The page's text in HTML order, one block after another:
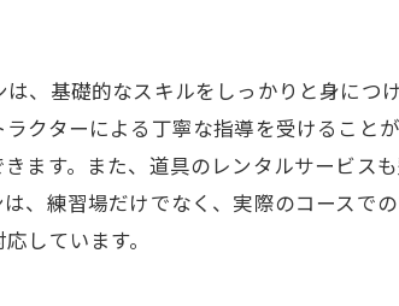
ルフ仲間との情報交換のメリット
ードバックを活かす方法
に合った練習メニューの組み立て方
、基礎的なスキルをしっかりと身につ
クターによる丁寧な指導を受けること
ます。また、道具のレンタルサービス
、練習場だけでなく、実際のコースで
しています。